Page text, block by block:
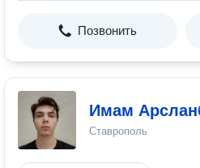
Позвонить
Имам
Ставрополь